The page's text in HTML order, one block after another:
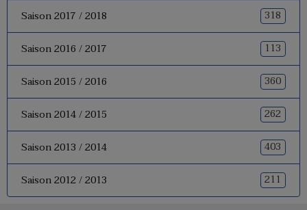
Saison 2017 / 2018 318
Saison 2016 / 2017 113
Saison 2015 / 2016 360
Saison 2014 / 2015 262
Saison 2013 / 2014 403
Saison 2012 / 2013 211